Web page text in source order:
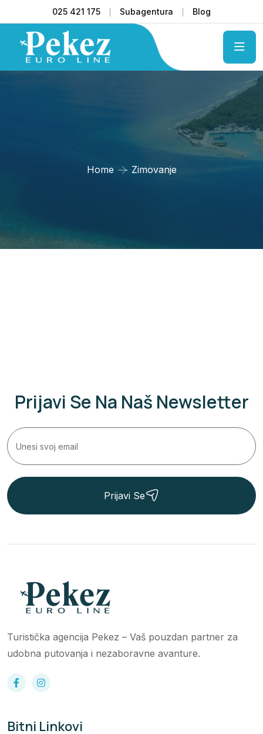
025 421 175 Subagentura Blog
Home Zimovanje
Prijavi Se Na Naš Newsletter
Prijavi Se
Turistička agencija Pekez – Vaš pouzdan partner za
udobna putovanja i nezaboravne avanture.
Bitni Linkovi